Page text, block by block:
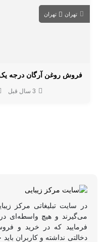
تهران تهران
فروش روغن آرگان درجه یک
3 سال قبل
در سایت تبلیغاتی مرکز
می‌گیرند و هیچ واسطه‌ای
فرمایید که در خرید و
دخالتی نداشته و کاربران